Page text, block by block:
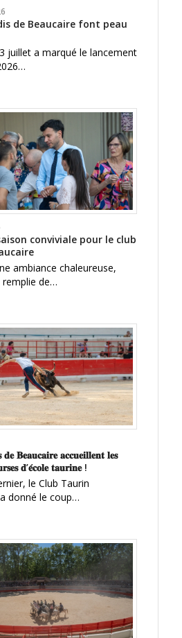
de Beaucaire font peau
juillet a marqué le lancement
conviviale pour le club
ambiance chaleureuse,
remplie de…
𝐁𝐞𝐚𝐮𝐜𝐚𝐢𝐫𝐞 𝐚𝐜𝐜𝐮𝐞𝐢𝐥𝐥𝐞𝐧𝐭 𝐥𝐞𝐬
𝐝’𝐞́𝐜𝐨𝐥𝐞 𝐭𝐚𝐮𝐫𝐢𝐧𝐞 !
le Club Taurin
donné le coup…